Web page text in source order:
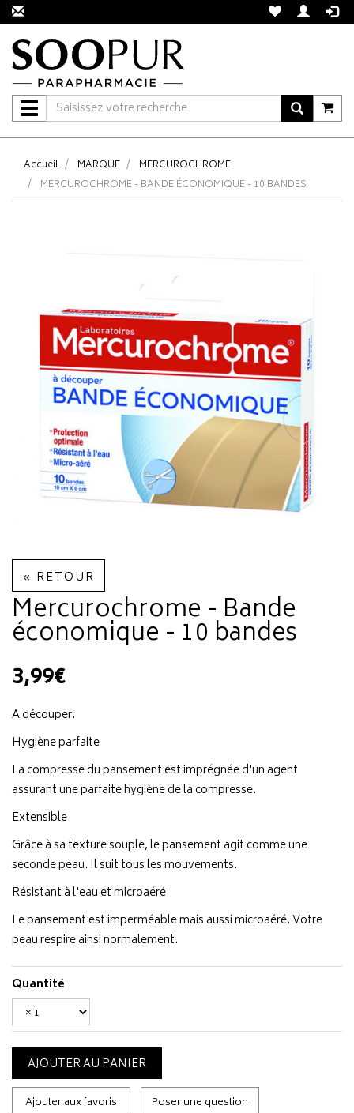
Navigation
Accueil MARQUE
MERCUROCHROME
MERCUROCHROME - BANDE ÉCONOMIQUE - 10 BANDES
« RETOUR
Mercurochrome - Bande
économique - 10 bandes
3,99€
A découper.
Hygiène parfaite
La compresse du pansement est imprégnée d'un agent
assurant une parfaite hygiène de la compresse.
Extensible
Grâce à sa texture souple, le pansement agit comme une
seconde peau. Il suit tous les mouvements.
Résistant à l'eau et microaéré
Le pansement est imperméable mais aussi microaéré. Votre
peau respire ainsi normalement.
Quantité
AJOUTER AU PANIER
Ajouter aux favoris Poser une question